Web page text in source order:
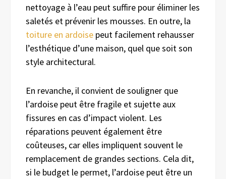
nettoyage à l’eau peut suffire pour éliminer les
saletés et prévenir les mousses. En outre, la
toiture en ardoise peut facilement rehausser
l’esthétique d’une maison, quel que soit son
style architectural.
En revanche, il convient de souligner que
l’ardoise peut être fragile et sujette aux
fissures en cas d’impact violent. Les
réparations peuvent également être
coûteuses, car elles impliquent souvent le
remplacement de grandes sections. Cela dit,
si le budget le permet, l’ardoise peut être un